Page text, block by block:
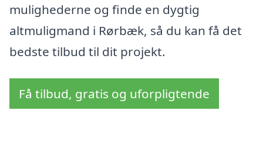
mulighederne og finde en dygtig
altmuligmand i Rørbæk, så du kan få det
bedste tilbud til dit projekt.
Få tilbud, gratis og uforpligtende